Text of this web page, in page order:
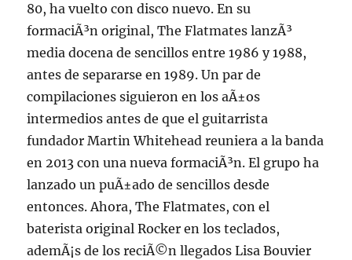
80, ha vuelto con disco nuevo. En su
formaciÃ³n original, The Flatmates lanzÃ³
media docena de sencillos entre 1986 y 1988,
antes de separarse en 1989. Un par de
compilaciones siguieron en los aÃ±os
intermedios antes de que el guitarrista
fundador Martin Whitehead reuniera a la banda
en 2013 con una nueva formaciÃ³n. El grupo ha
lanzado un puÃ±ado de sencillos desde
entonces. Ahora, The Flatmates, con el
baterista original Rocker en los teclados,
ademÃ¡s de los reciÃ©n llegados Lisa Bouvier